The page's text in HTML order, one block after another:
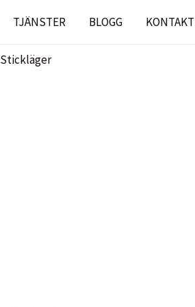
TJÄNSTER BLOGG KONTAKT
Stickläger